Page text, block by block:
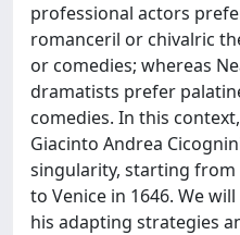
professional actors
romanceril or chivalric
or comedies; whereas
dramatists prefer
comedies. In this
Giacinto Andrea
singularity, starting
to Venice in 1646. We
his adapting strategies